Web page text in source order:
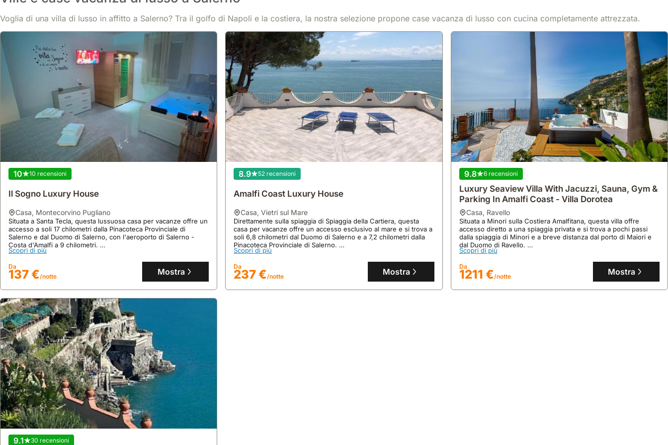
Voglia di una villa di lusso in affitto a Salerno? Tra il golfo di Napoli e la costiera, la nostra selezione propone case vacanza di lusso con cucina completamente attrezzata.
10 10 recensioni
Il Sogno Luxury House
casa, Montecorvino Pugliano
Situata a Santa Tecla, questa lussuosa casa per vacanze offre un
accesso a soli 17 chilometri dalla Pinacoteca Provinciale di
Salerno e dal Duomo di Salerno, con l'aeroporto di Salerno -
Costa d'Amalfi a 9 chilometri.
Questa villa accogliente, ideale per 9 persone, dispone di 85
mq, 2 camere da letto, aria condizionata, jacuzzi, sauna, terrazza
con vista mare e cucina con lavastoviglie.
Scopri di più
Da
137 €/notte Mostra
8.9 52 recensioni
Amalfi Coast Luxury House
casa,Vietri sul Mare
Direttamente sulla spiaggia di Spiaggia della Cartiera, questa
casa per vacanze offre un accesso esclusivo al mare e si trova a
soli 6,8 chilometri dal Duomo di Salerno e a 7,2 chilometri dalla
Pinacoteca Provinciale di Salerno.
Questa villa di 120 mq, ideale per famiglie, dispone di due
camere da letto, un soggiorno, una cucina attrezzata e un bagno
moderno, con aria condizionata e connessione internet inclusa.
Scopri di più
Da
237 €/notte Mostra
9.8 6 recensioni
Luxury Seaview Villa With Jacuzzi, Sauna, Gym &
Parking In Amalfi Coast - Villa Dorotea
casa, Ravello
Situata a Minori sulla Costiera Amalfitana, questa villa offre
accesso diretto a una spiaggia privata e si trova a pochi passi
dalla spiaggia di Minori e a breve distanza dal porto di Maiori e
dal Duomo di Ravello.
Questa esclusiva casa vacanze, con una superficie di 400 mq,
dispone di 3 camere da letto, piscina sul tetto, jacuzzi, sauna,
centro fitness e parcheggio privato, accogliendo fino a 11 ospiti.
Scopri di più
Da
1211 €/notte Mostra
9.1 30 recensioni